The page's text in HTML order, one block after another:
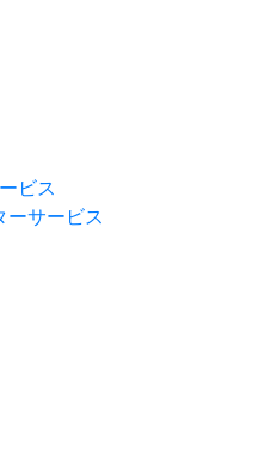
ビス
ーサービス